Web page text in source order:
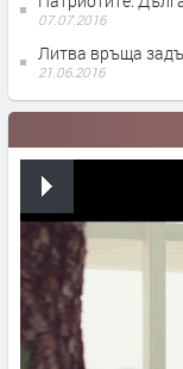
07.07.2016
Литва връща
21.06.2016